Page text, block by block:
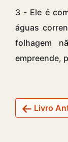
3 - Ele é
águas
folhagem
empreende,
Livro